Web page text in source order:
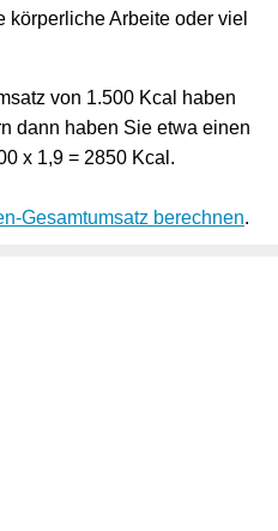
körperliche Arbeite oder viel
von 1.500 Kcal haben
dann haben Sie etwa einen
x 1,9 = 2850 Kcal.
Gesamtumsatz berechnen.